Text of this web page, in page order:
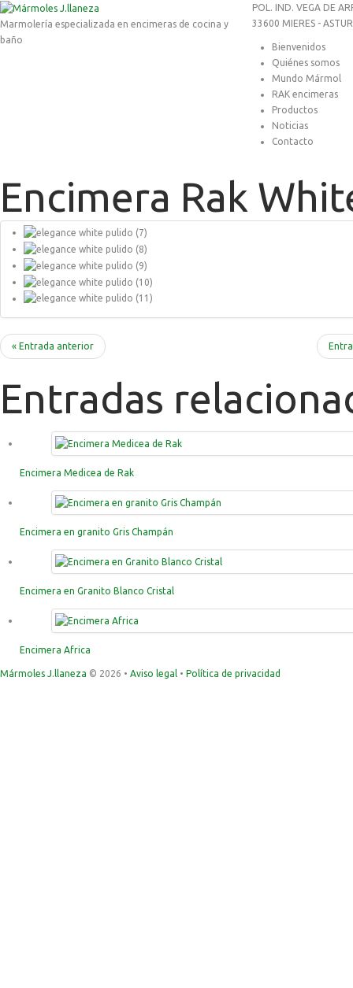
Marmolería especializada en encimeras de cocina y
baño
POL. IND. VEGA DE
33600 MIERES -
Bienvenidos
Quiénes somos
Mundo Mármol
RAK encimeras
Productos
Noticias
Contacto
Encimera Rak
« Entrada anterior
Entradas
Encimera Medicea de Rak
Encimera en granito Gris Champán
Encimera en Granito Blanco Cristal
Encimera Africa
Mármoles J.llaneza © 2026 • Aviso legal • Política de privacidad